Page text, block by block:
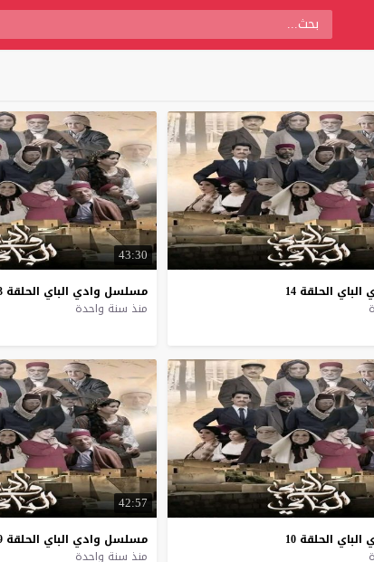
الباي الحلقة 14
43:30
مسلسل وادي الباي الحلقة
منذ سنة واحدة
الباي الحلقة 10
42:57
مسلسل وادي الباي الحلقة
منذ سنة واحدة